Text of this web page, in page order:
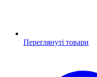
Переглянуті товари